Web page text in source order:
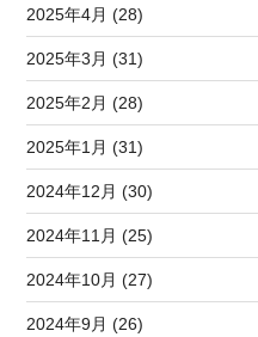
2025年4月 (28)
2025年3月 (31)
2025年2月 (28)
2025年1月 (31)
2024年12月 (30)
2024年11月 (25)
2024年10月 (27)
2024年9月 (26)